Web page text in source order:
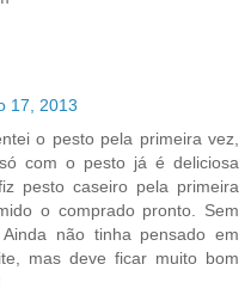
17, 2013
o pesto pela primeira vez,
com o pesto já é deliciosa
pesto caseiro pela primeira
o comprado pronto. Sem
não tinha pensado em
mas deve ficar muito bom